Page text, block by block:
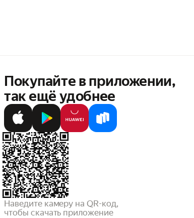
Покупайте в приложении,
так ещё удобнее
Наведите камеру на QR-код,
чтобы скачать приложение